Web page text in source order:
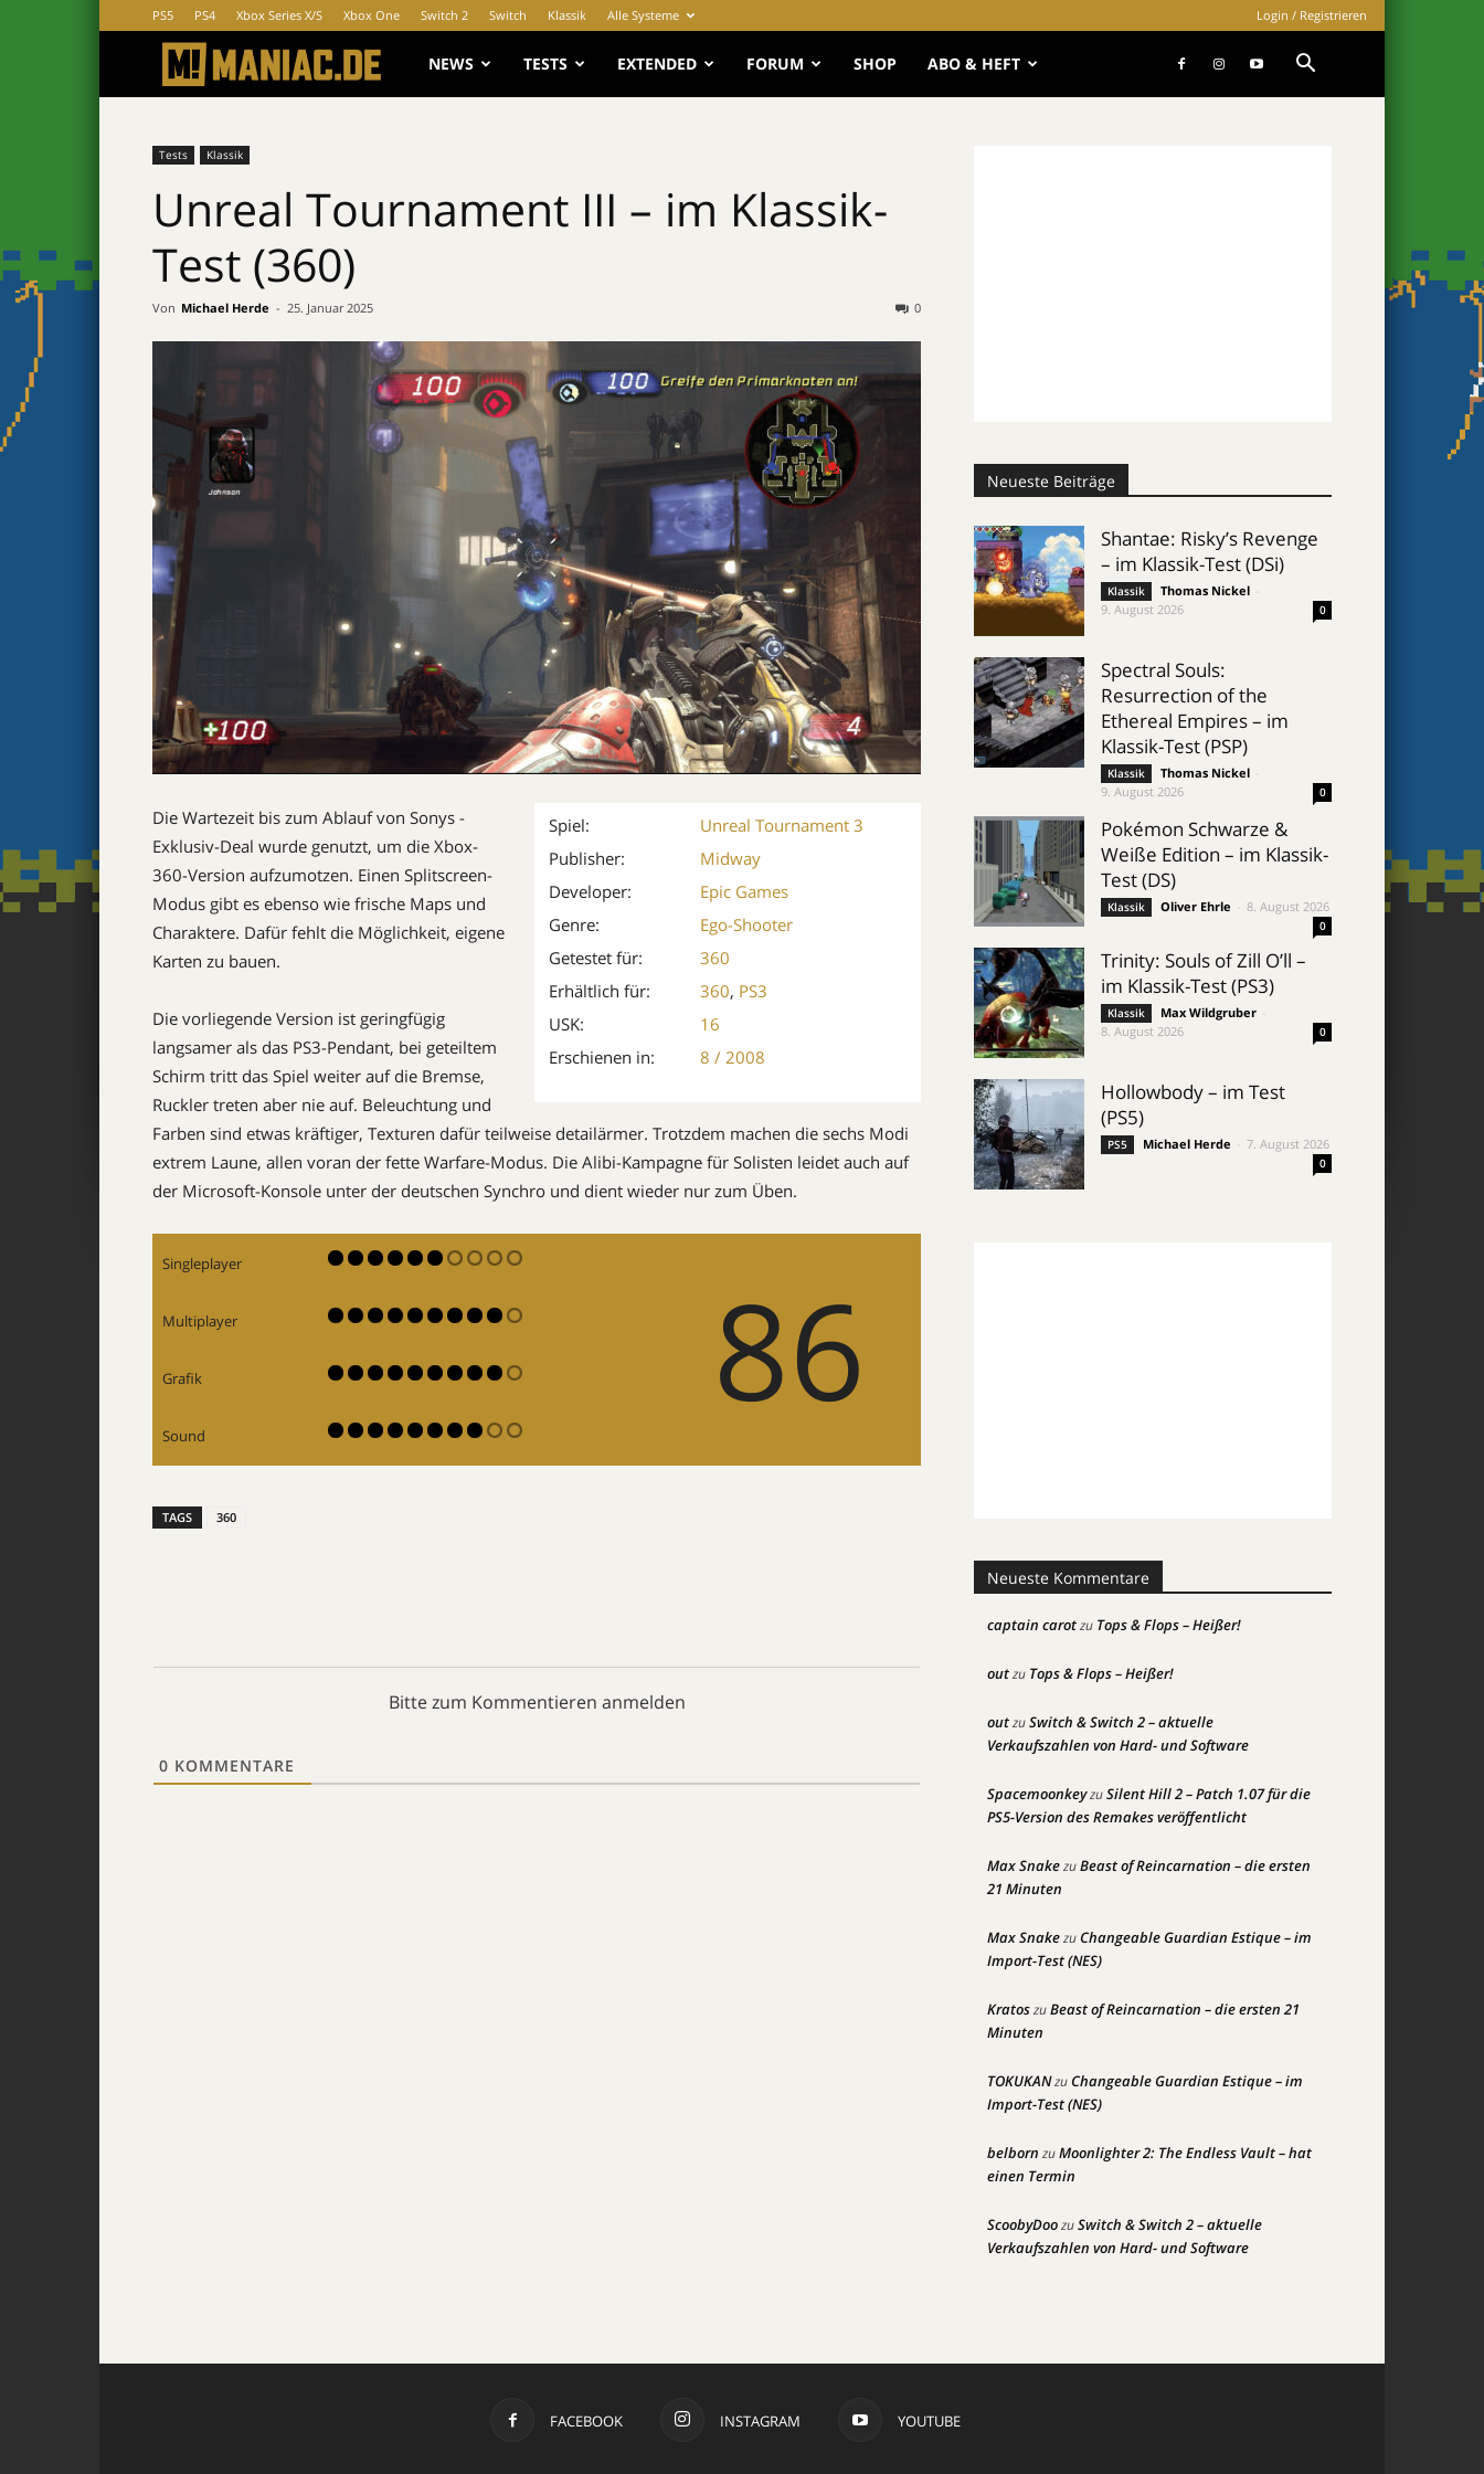
PS5 PS4 Xbox Series X/S Xbox One Switch 2 Switch Klassik Alle Systeme Login / Registrieren
MANIAC.de
NEWS TESTS EXTENDED FORUM SHOP ABO & HEFT
Tests Klassik
Unreal Tournament III – im Klassik-
Test (360)
Von Michael Herde - 25. Januar 2025 0
Spiel:
Unreal Tournament 3
Publisher:
Midway
Developer:
Epic Games
Genre:
Ego-Shooter
Getestet für:
360
Erhältlich für:
360, PS3
USK:
16
Erschienen in:
8 / 2008
Die Wartezeit bis zum Ablauf von Sonys ­
Exklusiv-Deal wurde genutzt, um die Xbox-
360-Version aufzumotzen. Einen Splitscreen-
Modus gibt es ebenso wie frische Maps und
Charaktere. Dafür fehlt die Möglichkeit, eigene
Karten zu bauen.
Die vorliegende Version ist geringfügig
langsamer als das PS3-Pendant, bei geteiltem
Schirm tritt das Spiel weiter auf die Bremse,
Ruckler treten aber nie auf. Beleuchtung und
Farben sind etwas kräftiger, Texturen dafür teilweise detailärmer. Trotzdem machen die sechs Modi
extrem Laune, allen voran der fette Warfare-Modus. Die Alibi-Kampagne für Solisten leidet auch auf
der Microsoft-Konsole unter der deutschen Synchro und dient wieder nur zum Üben.
Singleplayer 86
Multiplayer
Grafik
Sound
TAGS 360
Bitte zum Kommentieren anmelden
0 KOMMENTARE
Neueste Beiträge
Shantae: Risky’s Revenge
– im Klassik-Test (DSi)
Klassik Thomas Nickel
9. August 2026
0
Spectral Souls:
Resurrection of the
Ethereal Empires – im
Klassik-Test (PSP)
Klassik Thomas Nickel
9. August 2026
0
Pokémon Schwarze &
Weiße Edition – im Klassik-
Test (DS)
Klassik Oliver Ehrle 8. August 2026
0
Trinity: Souls of Zill O’ll –
im Klassik-Test (PS3)
Klassik Max Wildgruber
8. August 2026
0
Hollowbody – im Test
(PS5)
PS5 Michael Herde 7. August 2026
0
Neueste Kommentare
captain carotzu Tops & Flops – Heißer!
outzu Tops & Flops – Heißer!
outzuSwitch & Switch 2 – aktuelle
Verkaufszahlen von Hard- und Software
SpacemoonkeyzuSilent Hill 2 – Patch 1.07 für die
PS5-Version des Remakes veröffentlicht
Max SnakezuBeast of Reincarnation – die ersten
21 Minuten
Max SnakezuChangeable Guardian Estique – im
Import-Test (NES)
KratoszuBeast of Reincarnation – die ersten 21
Minuten
TOKUKANzuChangeable Guardian Estique – im
Import-Test (NES)
belborn zuMoonlighter 2: The Endless Vault – hat
einen Termin
ScoobyDoozuSwitch & Switch 2 – aktuelle
Verkaufszahlen von Hard- und Software
FACEBOOK INSTAGRAM YOUTUBE